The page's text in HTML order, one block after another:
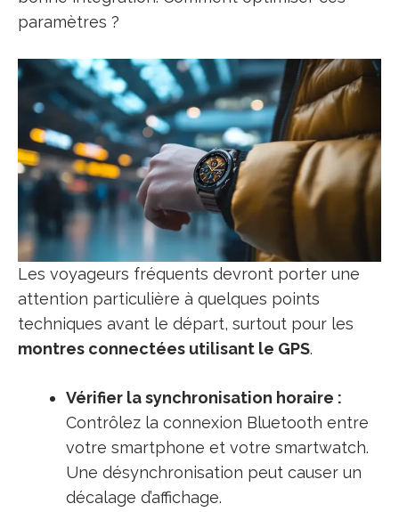
paramètres ?
Les voyageurs fréquents devront porter une
attention particulière à quelques points
techniques avant le départ, surtout pour les
montres connectées utilisant le GPS.
Vérifier la synchronisation horaire :
Contrôlez la connexion Bluetooth entre
votre smartphone et votre smartwatch.
Une désynchronisation peut causer un
décalage d’affichage.